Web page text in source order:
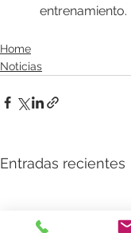
entrenamiento.
Home
Noticias
Entradas recientes